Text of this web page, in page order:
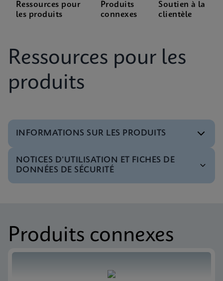
Ressources pour
les produits
Produits
connexes
Soutien à la
clientèle
Ressources pour les
produits
INFORMATIONS SUR LES PRODUITS
Fiche technique
Fiche technique
Xpert HIV-1 Viral Load XC Reference Sheet (French)
NOTICES D’UTILISATION ET FICHES DE
DONNÉES DE SÉCURITÉ
(English)
ENG
Produits connexes